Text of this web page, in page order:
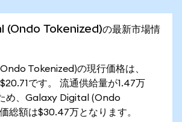
Tokenized)の最新市場情
Tokenized)の現行価格は、
です。 流通供給量が1.47万
め、Galaxy Digital (Ondo
総額は$30.47万となります。